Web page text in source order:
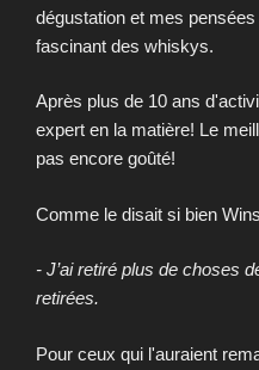
dégustation et mes
fascinant des whiskys.
Après plus de 10 ans
expert en la matière! Le
pas encore goûté!
Comme le disait si bien
- J’ai retiré plus de choses
retirées.
Pour ceux qui l'auraient